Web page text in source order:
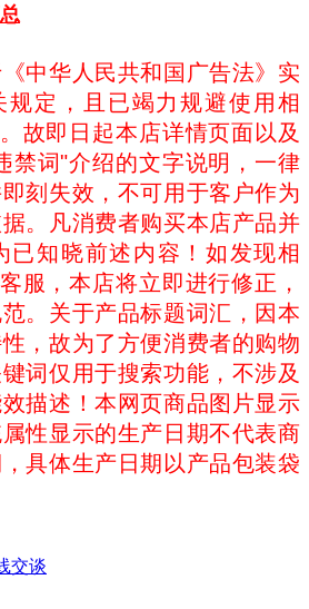
中华人民共和国广告法》实
定，且已竭力规避使用相
故即日起本店详情页面以及
禁词"介绍的文字说明，一律
刻失效，不可用于客户作为
。凡消费者购买本店产品并
已知晓前述内容！如发现相
服，本店将立即进行修正，
。关于产品标题词汇，因本
，故为了方便消费者的购物
词仅用于搜索功能，不涉及
描述！本网页商品图片显示
性显示的生产日期不代表商
具体生产日期以产品包装袋
交谈